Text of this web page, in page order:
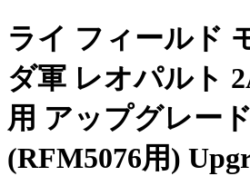
ライ フィールド
ダ軍 レオパルト
用 アップグレー
(RFM5076用)